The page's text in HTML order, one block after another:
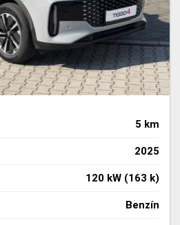
5 km
2025
120 kW (163 k)
Benzín